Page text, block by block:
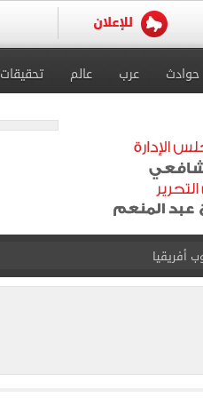
حوادث عرب عالم تحقيقات
الله السعيد بعد غيابه عن الزمالك
جنيه سنوياً